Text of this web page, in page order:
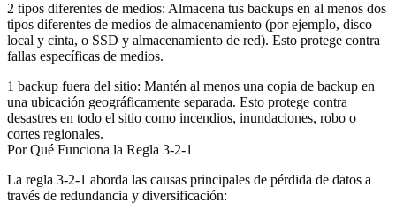
2 tipos diferentes de medios: Almacena tus backups en al menos dos
tipos diferentes de medios de almacenamiento (por ejemplo, disco
local y cinta, o SSD y almacenamiento de red). Esto protege contra
fallas específicas de medios.
1 backup fuera del sitio: Mantén al menos una copia de backup en
una ubicación geográficamente separada. Esto protege contra
desastres en todo el sitio como incendios, inundaciones, robo o
cortes regionales.
Por Qué Funciona la Regla 3-2-1
La regla 3-2-1 aborda las causas principales de pérdida de datos a
través de redundancia y diversificación: